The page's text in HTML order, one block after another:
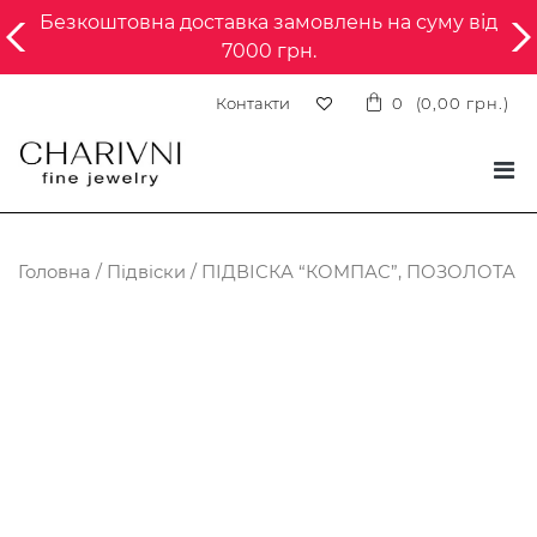
Безкоштовна доставка замовлень на суму від
7000 грн.
Контакти 0 (0,00 грн. )
Головна / Підвіски / ПІДВІСКА “КОМПАС”, ПОЗОЛОТА